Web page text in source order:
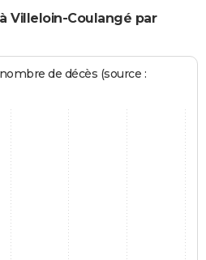
Villeloin-Coulangé par
de décès (source :